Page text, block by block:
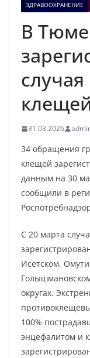
ЗДРАВООХРАНЕНИЕ
В
31.03.2026
34 обращения
клещей
данным на 30
сообщили в
С 20 марта
Исетском,
округах.
100%
энцефалитом и